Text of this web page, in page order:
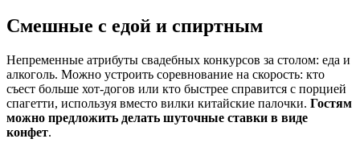
Смешные с едой и спиртным
Непременные атрибуты свадебных конкурсов за столом: еда и
алкоголь. Можно устроить соревнование на скорость: кто
съест больше хот-догов или кто быстрее справится с порцией
спагетти, используя вместо вилки китайские палочки. Гостям
можно предложить делать шуточные ставки в виде
конфет.